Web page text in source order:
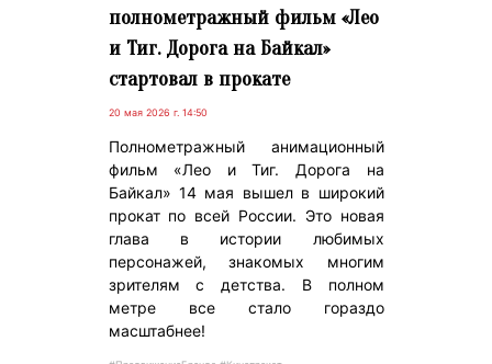
полнометражный фильм «Лео
и Тиг. Дорога на Байкал»
стартовал в прокате
20 мая 2026 г. 14:50
Полнометражный анимационный
фильм «Лео и Тиг. Дорога на
Байкал» 14 мая вышел в широкий
прокат по всей России. Это новая
глава в истории любимых
персонажей, знакомых многим
зрителям с детства. В полном
метре все стало гораздо
масштабнее!